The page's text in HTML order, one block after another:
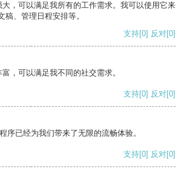
，可以满足我所有的工作需求。我可以使用它来
稿、管理日程安排等。
支持[0] 反对[0]
，可以满足我不同的社交需求。
支持[0] 反对[0]
序已经为我们带来了无限的流畅体验。
支持[0] 反对[0]